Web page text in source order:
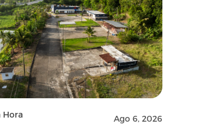
Hora Ago 6, 2026